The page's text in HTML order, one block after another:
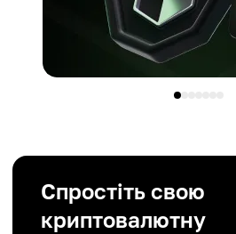
Спростіть свою
криптовалютну